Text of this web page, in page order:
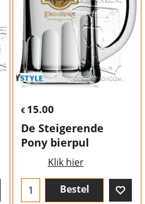
€ 15.00
De Steigerende
Pony bierpul
Klik hier
Bestel